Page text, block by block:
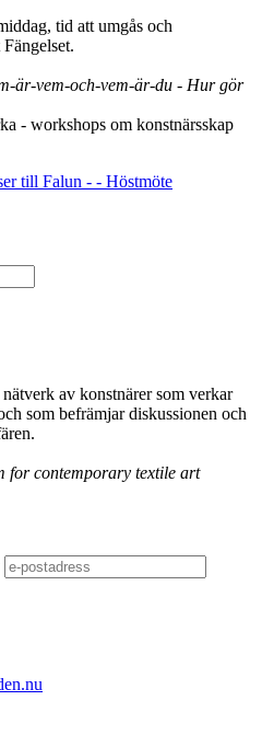
tid att umgås och
är-vem-och-vem-är-du - Hur gör
- workshops om konstnärsskap
till Falun - - Höstmöte
nätverk av konstnärer som verkar
som befrämjar diskussionen och
for contemporary textile art